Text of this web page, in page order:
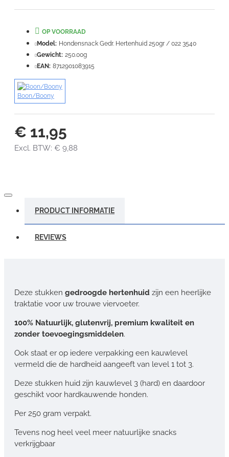
VERDER
€ 11,95
Excl. BTW: € 9,88
OP VOORRAAD
Model: Hondensnack Gedr. Hertenhuid 250gr / 022 3540
Gewicht: 250.00g
EAN: 8712901083915
Boon/Boony
PRODUCT INFORMATIE
REVIEWS
Deze stukken gedroogde hertenhuid zijn een heerlijke
traktatie voor uw trouwe viervoeter.
100% Natuurlijk, glutenvrij, premium kwaliteit en
zonder toevoegingsmiddelen.
Ook staat er op iedere verpakking een kauwlevel
vermeld die de hardheid aangeeft van level 1 tot 3.
Deze stukken huid zijn kauwlevel 3 (hard) en daardoor
geschikt voor hardkauwende honden.
Per 250 gram verpakt.
Tevens nog heel veel meer natuurlijke snacks
verkrijgbaar